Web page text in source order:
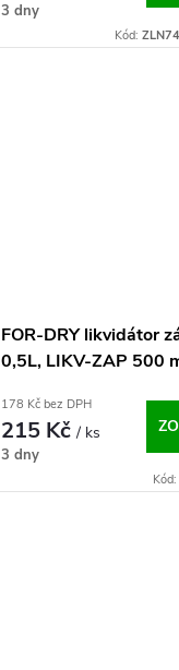
3 dny
Kód:
FOR-DRY likvidátor
0,5L, LIKV-ZAP 500
178 Kč bez DPH
215 Kč/ ks
3 dny
Kód: